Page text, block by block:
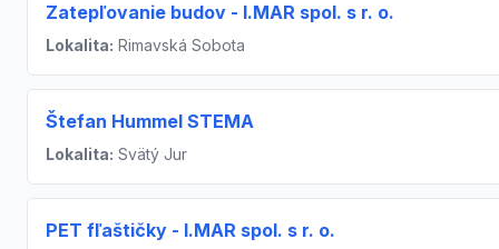
Zatepľovanie budov - I.MAR spol. s r. o.
Lokalita: Rimavská Sobota
Štefan Hummel STEMA
Lokalita: Svätý Jur
PET fľaštičky - I.MAR spol. s r. o.